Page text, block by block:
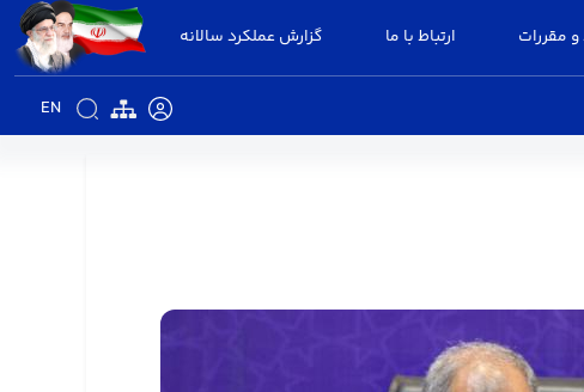
مقررات ارتباط با ما گزارش عملکرد سالانه
EN